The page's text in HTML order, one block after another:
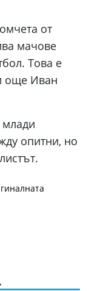
от
мачове
Това е
още Иван
опитни, но